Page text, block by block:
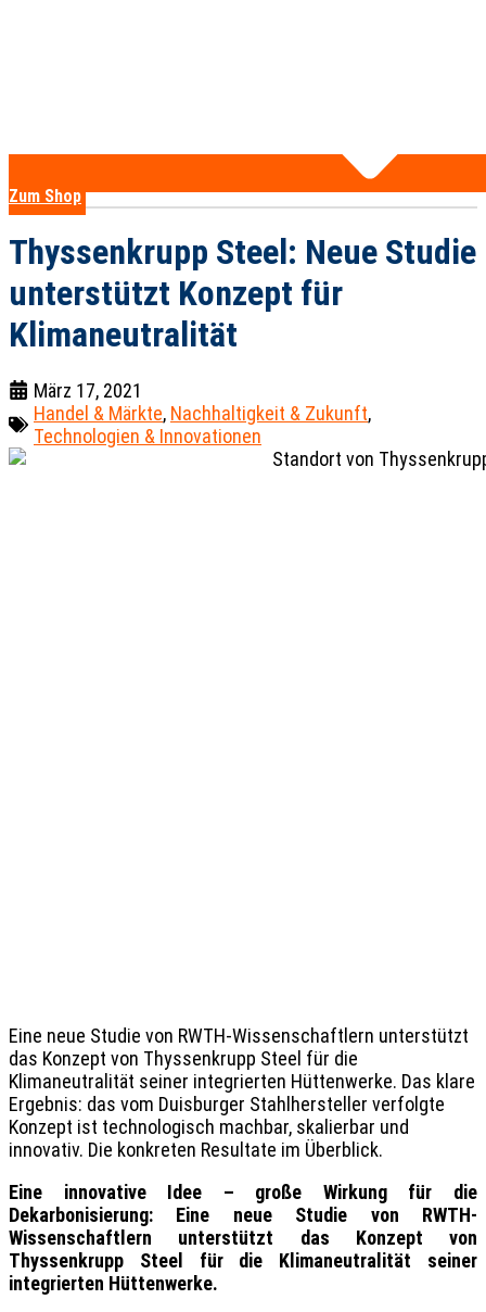
Zum Shop
Thyssenkrupp Steel: Neue Studie
unterstützt Konzept für
Klimaneutralität
März 17, 2021
Handel & Märkte, Nachhaltigkeit & Zukunft,
Technologien & Innovationen
Eine neue Studie von RWTH-Wissenschaftlern unterstützt
das Konzept von Thyssenkrupp Steel für die
Klimaneutralität seiner integrierten Hüttenwerke. Das klare
Ergebnis: das vom Duisburger Stahlhersteller verfolgte
Konzept ist technologisch machbar, skalierbar und
innovativ. Die konkreten Resultate im Überblick.
Eine innovative Idee – große Wirkung für die
Dekarbonisierung: Eine neue Studie von RWTH-
Wissenschaftlern unterstützt das Konzept von
Thyssenkrupp Steel für die Klimaneutralität seiner
integrierten Hüttenwerke.